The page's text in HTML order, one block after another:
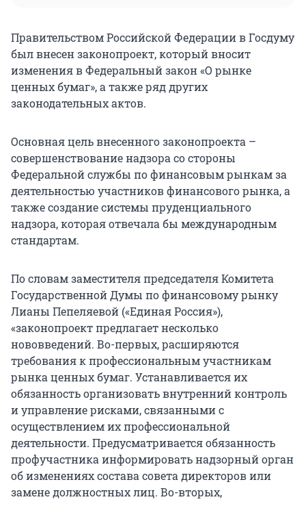
Правительством Российской Федерации в Госдуму
был внесен законопроект, который вносит
изменения в Федеральный закон «О рынке
ценных бумаг», а также ряд других
законодательных актов.
Основная цель внесенного законопроекта –
совершенствование надзора со стороны
Федеральной службы по финансовым рынкам за
деятельностью участников финансового рынка, а
также создание системы пруденциального
надзора, которая отвечала бы международным
стандартам.
По словам заместителя председателя Комитета
Государственной Думы по финансовому рынку
Лианы Пепеляевой («Единая Россия»),
«законопроект предлагает несколько
нововведений. Во-первых, расширяются
требования к профессиональным участникам
рынка ценных бумаг. Устанавливается их
обязанность организовать внутренний контроль
и управление рисками, связанными с
осуществлением их профессиональной
деятельности. Предусматривается обязанность
профучастника информировать надзорный орган
об изменениях состава совета директоров или
замене должностных лиц. Во-вторых,